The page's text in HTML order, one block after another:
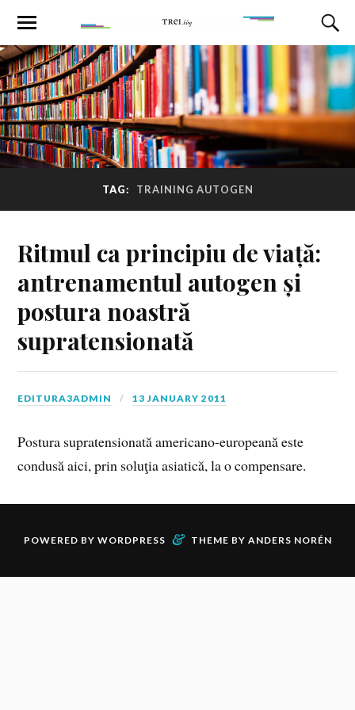
TAG: TRAINING AUTOGEN
Ritmul ca principiu de viață:
antrenamentul autogen și
postura noastră
supratensionată
EDITURA3ADMIN 13 JANUARY 2011
Postura supratensionată americano-europeană este
condusă aici, prin soluţia asiatică, la o compensare.
POWERED BY WORDPRESS & THEME BY ANDERS NORÉN